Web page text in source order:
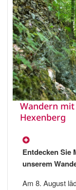
Wandern
Hexenberg
Entdecken Sie
unserem
Am 8. August